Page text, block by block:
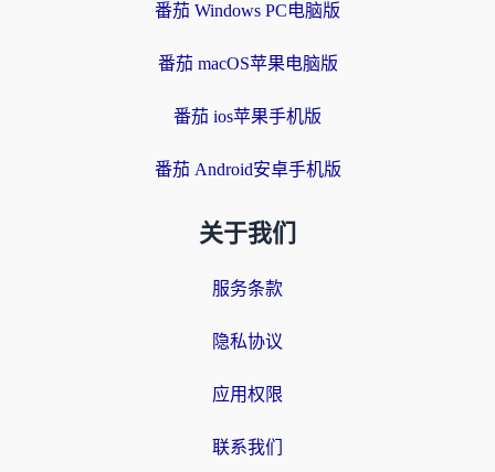
番茄 Windows PC电脑版
番茄 macOS苹果电脑版
番茄 ios苹果手机版
番茄 Android安卓手机版
关于我们
服务条款
隐私协议
应用权限
联系我们